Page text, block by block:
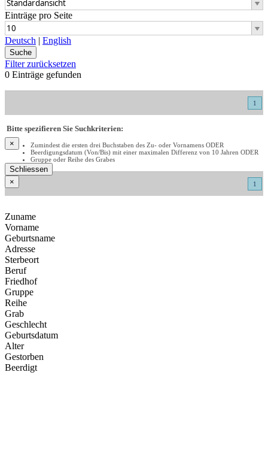
Einträge pro Seite
Deutsch | English
Filter zurücksetzen
0 Einträge gefunden
1
Bitte spezifieren Sie Suchkriterien:
Zumindest die ersten drei Buchstaben des Zu- oder Vornamens ODER
Beerdigungsdatum (Von/Bis) mit einer maximalen Differenz von 10 Jahren ODER
Gruppe oder Reihe des Grabes
1
×
Schliessen
×
Zuname
Vorname
Geburtsname
Adresse
Sterbeort
Beruf
Friedhof
Gruppe
Reihe
Grab
Geschlecht
Geburtsdatum
Alter
Gestorben
Beerdigt